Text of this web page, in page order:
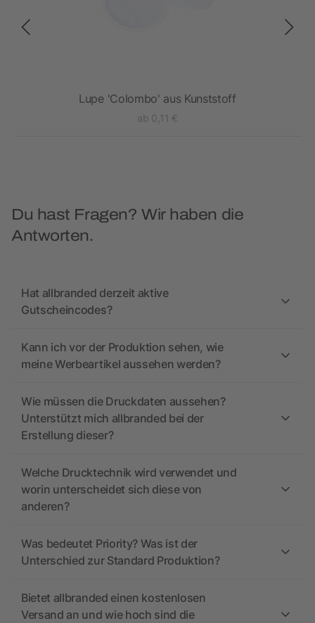
Lupe 'Colombo' aus Kunststoff
ab 0,11 €
Du hast Fragen? Wir haben die
Antworten.
Hat allbranded derzeit aktive
Gutscheincodes?
Kann ich vor der Produktion sehen, wie
meine Werbeartikel aussehen werden?
Wie müssen die Druckdaten aussehen?
Unterstützt mich allbranded bei der
Erstellung dieser?
Welche Drucktechnik wird verwendet und
worin unterscheidet sich diese von
anderen?
Was bedeutet Priority? Was ist der
Unterschied zur Standard Produktion?
Bietet allbranded einen kostenlosen
Versand an und wie hoch sind die